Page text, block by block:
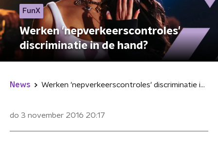
FunX
Werken 'nepverkeerscontroles'
discriminatie in de hand?
News Werken 'nepverkeerscontroles' discriminatie in de hand?
do 3 november 2016 20:17